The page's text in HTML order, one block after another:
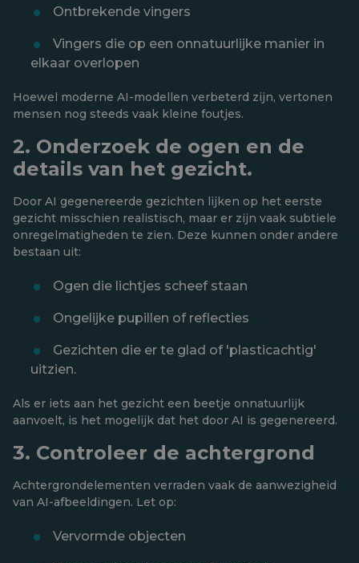
Ontbrekende vingers
Vingers die op een onnatuurlijke manier in
elkaar overlopen
Hoewel moderne AI-modellen verbeterd zijn, vertonen
mensen nog steeds vaak kleine foutjes.
2. Onderzoek de ogen en de
details van het gezicht.
Door AI gegenereerde gezichten lijken op het eerste
gezicht misschien realistisch, maar er zijn vaak subtiele
onregelmatigheden te zien. Deze kunnen onder andere
bestaan ​​uit:
Ogen die lichtjes scheef staan
Ongelijke pupillen of reflecties
Gezichten die er te glad of 'plasticachtig'
uitzien.
Als er iets aan het gezicht een beetje onnatuurlijk
aanvoelt, is het mogelijk dat het door AI is gegenereerd.
3. Controleer de achtergrond
Achtergrondelementen verraden vaak de aanwezigheid
van AI-afbeeldingen. Let op:
Vervormde objecten